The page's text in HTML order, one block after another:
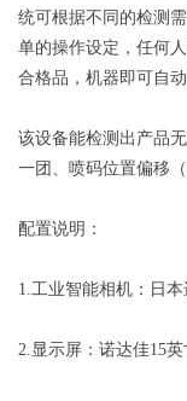
统可根据不同的检测
单的操作设定，任何
合格品，机器即可自动
该设备能检测出产品
一团、喷码位置偏移
配置说明：
1.工业智能相机：日
2.显示屏：诺达佳15